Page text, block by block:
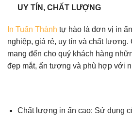
UY TÍN, CHẤT LƯỢNG
In Tuấn Thành tự hào là đơn vị in
nghiệp, giá rẻ, uy tín và chất lượng.
mang đến cho quý khách hàng
đẹp mắt, ấn tượng và phù hợp với
Chất lượng in ấn cao: Sử dụng